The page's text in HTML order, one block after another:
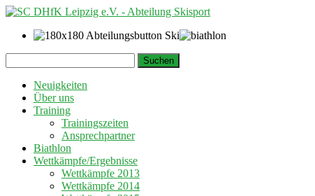
zum
Inhalt
nach:
Neuigkeiten
Über uns
Training
Trainingszeiten
Ansprechpartner
Biathlon
Wettkämpfe/Ergebnisse
Wettkämpfe 2013
Wettkämpfe 2014